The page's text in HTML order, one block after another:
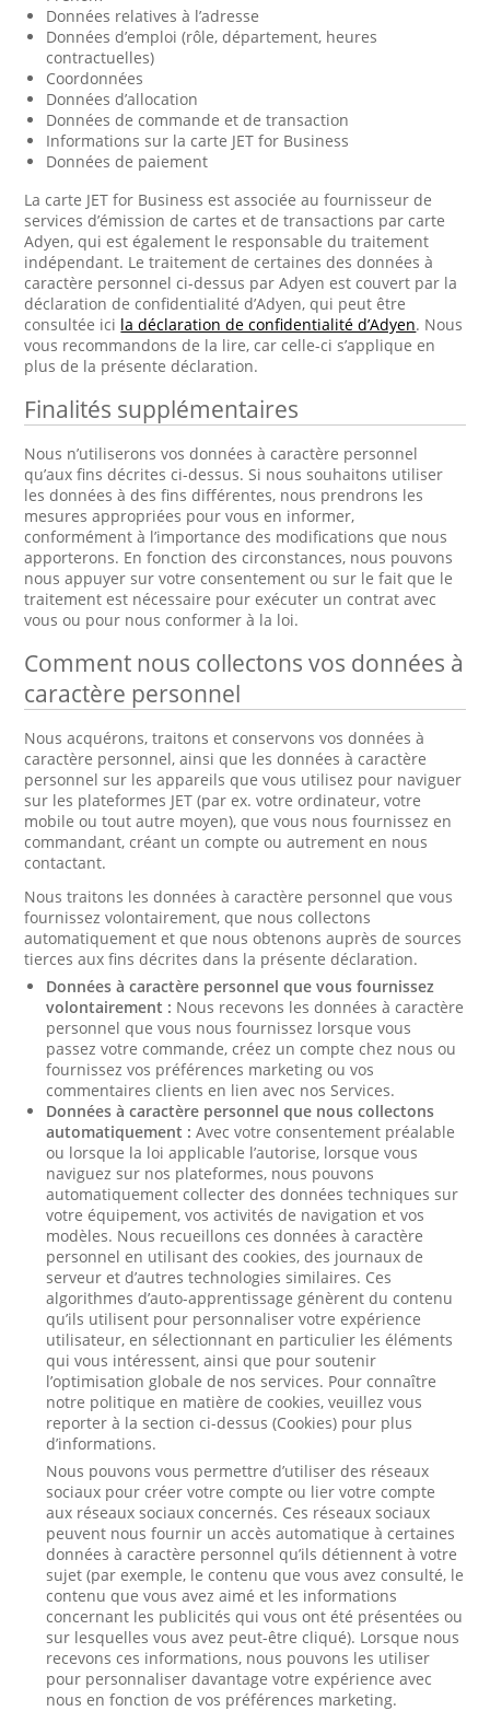
Données relatives à l’adresse
Données d’emploi (rôle, département, heures
contractuelles)
Coordonnées
Données d’allocation
Données de commande et de transaction
Informations sur la carte JET for Business
Données de paiement
La carte JET for Business est associée au fournisseur de
services d’émission de cartes et de transactions par carte
Adyen, qui est également le responsable du traitement
indépendant. Le traitement de certaines des données à
caractère personnel ci-dessus par Adyen est couvert par la
déclaration de confidentialité d’Adyen, qui peut être
consultée ici la déclaration de confidentialité d’Adyen. Nous
vous recommandons de la lire, car celle-ci s’applique en
plus de la présente déclaration.
Finalités supplémentaires
Nous n’utiliserons vos données à caractère personnel
qu’aux fins décrites ci-dessus. Si nous souhaitons utiliser
les données à des fins différentes, nous prendrons les
mesures appropriées pour vous en informer,
conformément à l’importance des modifications que nous
apporterons. En fonction des circonstances, nous pouvons
nous appuyer sur votre consentement ou sur le fait que le
traitement est nécessaire pour exécuter un contrat avec
vous ou pour nous conformer à la loi.
Comment nous collectons vos données à
caractère personnel
Nous acquérons, traitons et conservons vos données à
caractère personnel, ainsi que les données à caractère
personnel sur les appareils que vous utilisez pour naviguer
sur les plateformes JET (par ex. votre ordinateur, votre
mobile ou tout autre moyen), que vous nous fournissez en
commandant, créant un compte ou autrement en nous
contactant.
Nous traitons les données à caractère personnel que vous
fournissez volontairement, que nous collectons
automatiquement et que nous obtenons auprès de sources
tierces aux fins décrites dans la présente déclaration.
Données à caractère personnel que vous fournissez
volontairement : Nous recevons les données à caractère
personnel que vous nous fournissez lorsque vous
passez votre commande, créez un compte chez nous ou
fournissez vos préférences marketing ou vos
commentaires clients en lien avec nos Services.
Données à caractère personnel que nous collectons
automatiquement : Avec votre consentement préalable
ou lorsque la loi applicable l’autorise, lorsque vous
naviguez sur nos plateformes, nous pouvons
automatiquement collecter des données techniques sur
votre équipement, vos activités de navigation et vos
modèles. Nous recueillons ces données à caractère
personnel en utilisant des cookies, des journaux de
serveur et d’autres technologies similaires. Ces
algorithmes d’auto-apprentissage génèrent du contenu
qu’ils utilisent pour personnaliser votre expérience
utilisateur, en sélectionnant en particulier les éléments
qui vous intéressent, ainsi que pour soutenir
l’optimisation globale de nos services. Pour connaître
notre politique en matière de cookies, veuillez vous
reporter à la section ci-dessus (Cookies) pour plus
d’informations.
Nous pouvons vous permettre d’utiliser des réseaux
sociaux pour créer votre compte ou lier votre compte
aux réseaux sociaux concernés. Ces réseaux sociaux
peuvent nous fournir un accès automatique à certaines
données à caractère personnel qu’ils détiennent à votre
sujet (par exemple, le contenu que vous avez consulté, le
contenu que vous avez aimé et les informations
concernant les publicités qui vous ont été présentées ou
sur lesquelles vous avez peut-être cliqué). Lorsque nous
recevons ces informations, nous pouvons les utiliser
pour personnaliser davantage votre expérience avec
nous en fonction de vos préférences marketing.